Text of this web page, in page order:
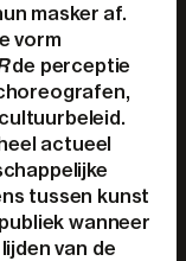
masker af.
vorm
de perceptie
actueel
tussen kunst
wanneer
van de